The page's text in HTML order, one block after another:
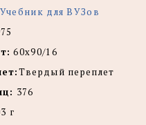
Учебник для ВУЗов
60x90/16
Твердый переплет
376
г